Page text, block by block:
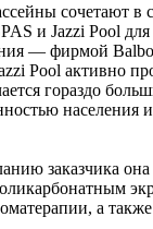
сочетают
и Jazzi Pool
— фирмой
Pool активно
гораздо
заказчика
а